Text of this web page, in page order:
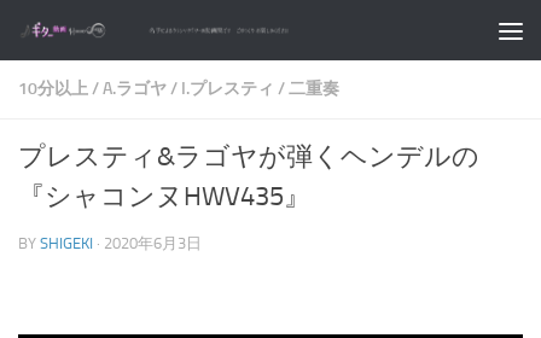
コンテンツへスキップ
10分以上/A.ラゴヤ/ I.プレスティ /二重奏
プレスティ&ラゴヤが弾くヘンデルの
『シャコンヌHWV435』
BY SHIGEKI · 2020年6月3日